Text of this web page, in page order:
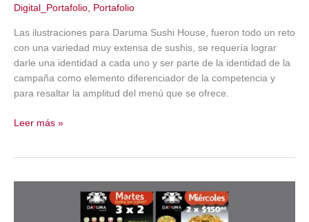
Digital_Portafolio
Portafolio
Las ilustraciones para Daruma Sushi House, fueron todo un reto
con una variedad muy extensa de sushis, se requería lograr
darle una identidad a cada uno y ser parte de la identidad de la
campaña como elemento diferenciador de la competencia y
para resaltar la amplitud del menú que se ofrece.
Daruma
Ilustraciones
Leer más »